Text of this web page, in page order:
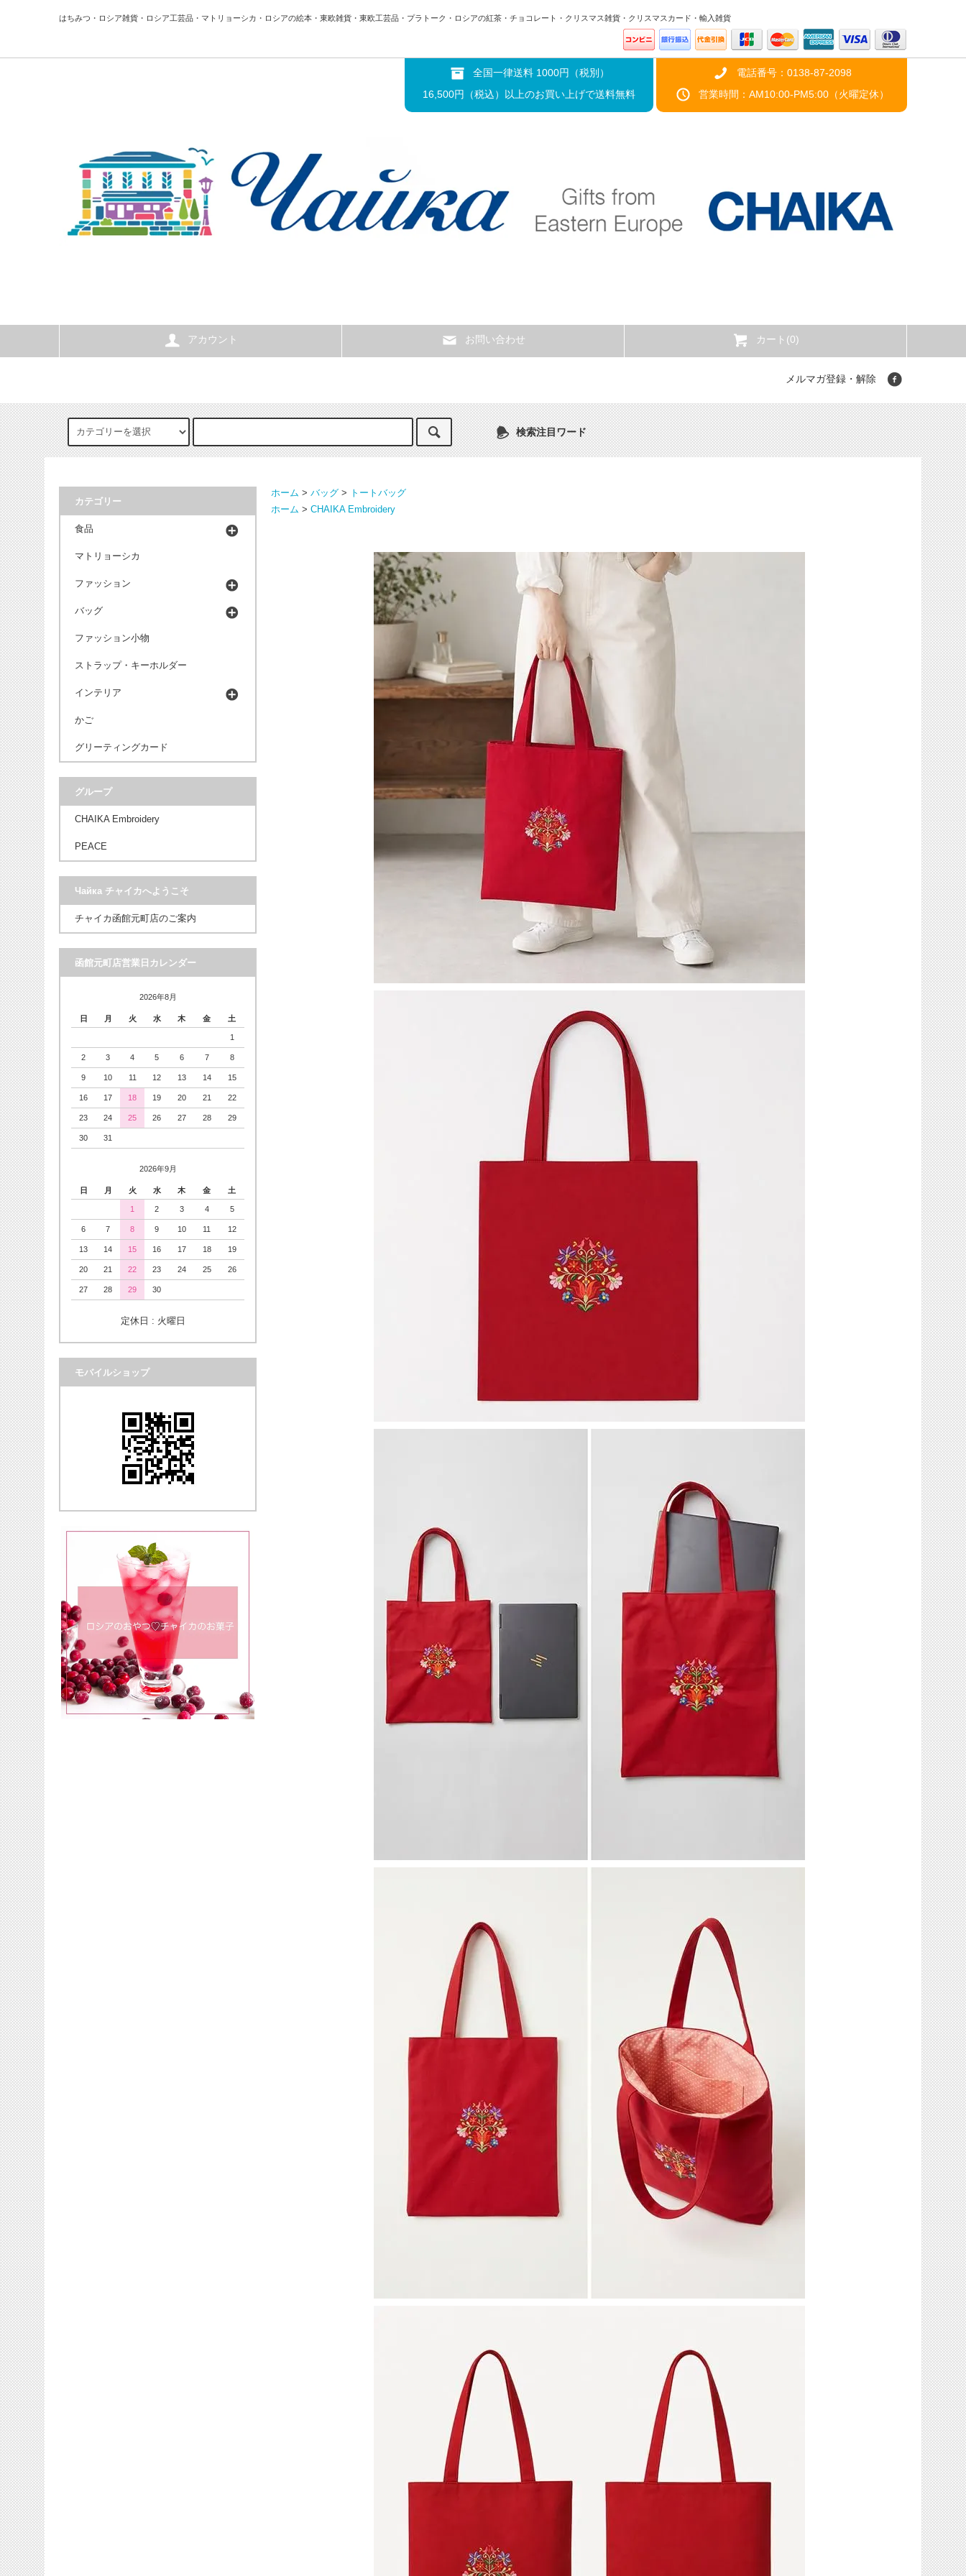
はちみつ・ロシア雑貨・ロシア工芸品・マトリョーシカ・ロシアの絵本・東欧雑貨・東欧工芸品・プラトーク・ロシアの紅茶・チョコレート・クリスマス雑貨・クリスマスカード・輸入雑貨
全国一律送料 1000円（税別）
16,500円（税込）以上のお買い上げで送料無料
電話番号：0138-87-2098
営業時間：AM10:00-PM5:00（火曜定休）
アカウント お問い合わせ カート(0)
メルマガ登録・解除
検索注目ワード
ホーム > バッグ >
トートバッグ
ホーム > CHAIKA Embroidery
カテゴリー
食品
マトリョーシカ
ファッション
バッグ
ファッション小物
ストラップ・キーホルダー
インテリア
かご
グリーティングカード
グループ
CHAIKA Embroidery
PEACE
Чайка チャイカへようこそ
チャイカ函館元町店のご案内
函館元町店営業日カレンダー
2026年8月
日 月 火 水 木 金 土
1
2 3 4 5 6 7 8
9 10 11 12 13 14 15
16 17 18 19 20 21 22
23 24 25 26 27 28 29
30 31
2026年9月
日 月 火 水 木 金 土
1 2 3 4 5
6 7 8 9 10 11 12
13 14 15 16 17 18 19
20 21 22 23 24 25 26
27 28 29 30
定休日 : 火曜日
モバイルショップ